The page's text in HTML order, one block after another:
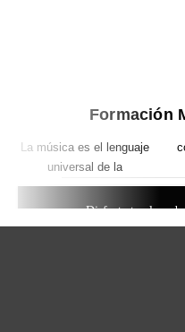
Formación
La música es el lenguaje
universal de la
Disfruta tu clase